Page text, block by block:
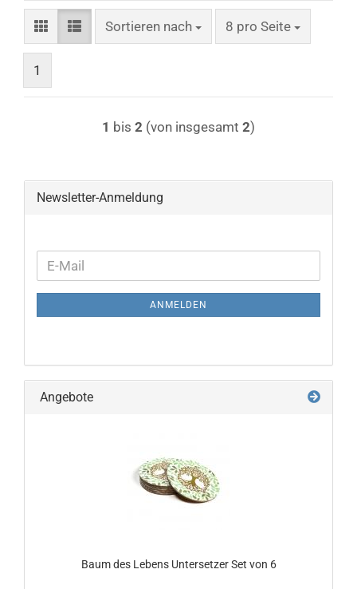
Sortieren nach
Sortieren nach 8 pro Seite
pro Seite
1
1 bis 2 (von insgesamt 2)
Newsletter-Anmeldung
WEITER
ZUR
NEWSLETTER-
ANMELDUNG
E-
ANMELDEN
Angebote
Baum des Lebens Untersetzer Set von 6